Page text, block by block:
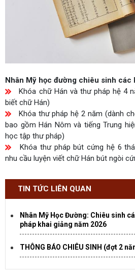
Nhân Mỹ học đường chiêu sinh các
Khóa chữ Hán và thư pháp hệ 4
biết chữ Hán)
Khóa thư pháp hệ 2 năm (dành
bao gồm Hán Nôm và tiếng Trung
học tập thư pháp)
Khóa thư pháp bút cứng hệ 6
nhu cầu luyện viết chữ Hán bút ngòi
TIN TỨC LIÊN QUAN
Nhân Mỹ Học Đường: Chiêu sinh
pháp khai giảng năm 2026
THÔNG BÁO CHIÊU SINH (đợt 2